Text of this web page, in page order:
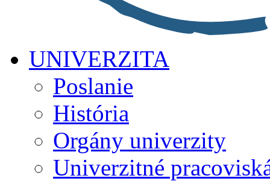
UNIVERZITA
Poslanie
História
Orgány univerzity
Univerzitné